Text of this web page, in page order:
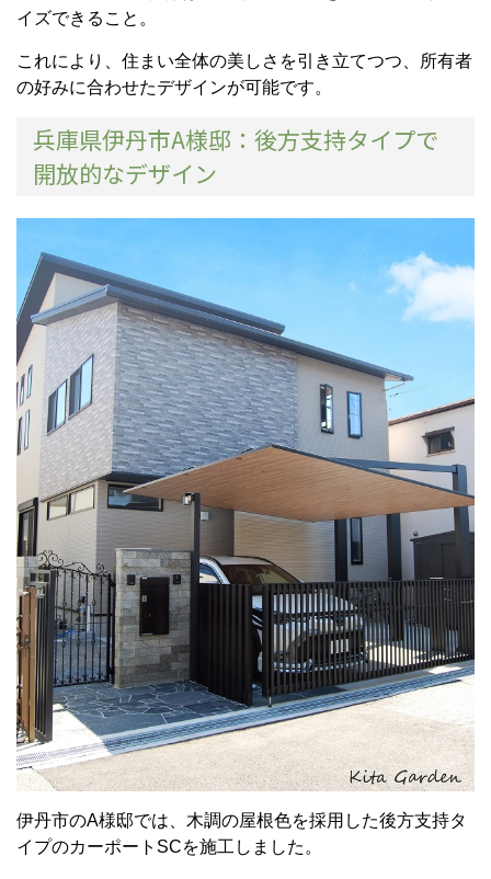
イズできること。
これにより、住まい全体の美しさを引き立てつつ、所有者
の好みに合わせたデザインが可能です。
兵庫県伊丹市A様邸：後方支持タイプで
開放的なデザイン
伊丹市のA様邸では、木調の屋根色を採用した後方支持タ
イプのカーポートSCを施工しました。